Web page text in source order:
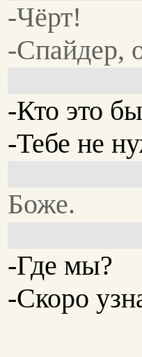
-Чёрт!
-Спайдер,
-Кто это
-Тебе не
Боже.
-Где мы?
-Скоро